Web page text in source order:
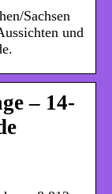
Sachsen
und
– 14-